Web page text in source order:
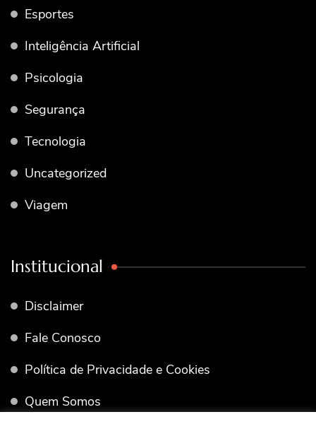
Esportes
Inteligência Artificial
Psicologia
Segurança
Tecnologia
Uncategorized
Viagem
Institucional
Disclaimer
Fale Conosco
Política de Privacidade e Cookies
Quem Somos